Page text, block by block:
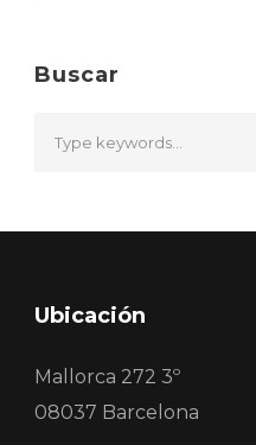
Buscar
Ubicación
Mallorca 272 3º
08037 Barcelona